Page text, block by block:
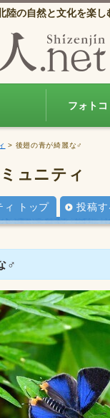
陸の自然と文化を楽し
フォト
> 後翅の青が綺麗な♂
ュニティ
ィ トップ 投稿す
♂